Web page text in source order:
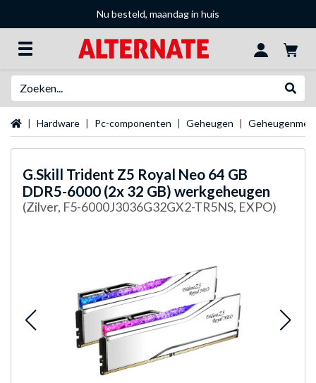
Nu besteld, maandag in huis
Startpagina
Hardware Pc-componenten Geheugen
G.Skill Trident Z5 Royal Neo 64 GB
DDR5-6000 (2x 32 GB) werkgeheugen
(Zilver, F5-6000J3036G32GX2-TR5NS, EXPO)